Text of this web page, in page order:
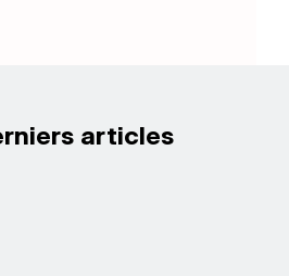
articles